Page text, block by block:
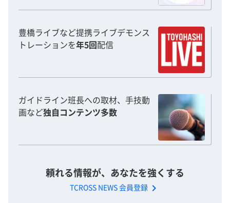
豊橋ライブなど提携ライブデモンス
トレーションを年5回 配信
ガイドライン班長への取材、手技動
画など独自コンテンツ多数
頼れる情報が、あなたを強くする
TCROSS NEWS 会員登録 chevron_right